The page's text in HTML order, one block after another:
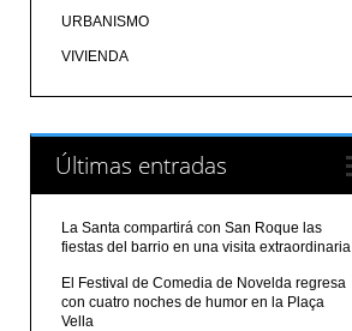
URBANISMO
VIVIENDA
Últimas entradas
La Santa compartirá con San Roque las
fiestas del barrio en una visita extraordinaria
El Festival de Comedia de Novelda regresa
con cuatro noches de humor en la Plaça
Vella